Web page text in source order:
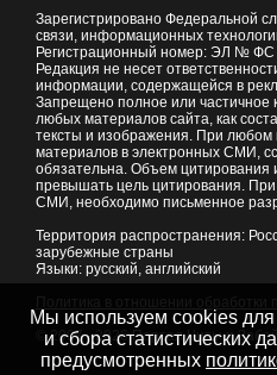
Зарегистрировано Федеральной
связи, информационных
Регистрационный номер: ЭЛ № ФС
Редакция не несет
информации, содержащейся в
Запрещено полное или частичное
любых материалов сайта, как
тексты и изображения. При любом
материалов в электронных СМИ,
обязательна. Объем
превышать цель цитирования.
СМИ, необходимо письменное
Территория распространения:
зарубежные страны
Языки: русский, английский
© 2007 - 2026Портал Читы и
Мы используем cookies для
и сбора статистических
предусмотренных